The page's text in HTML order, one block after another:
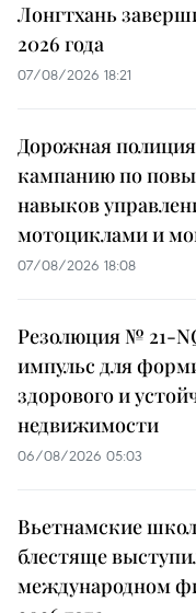
Лонгтхань
2026 года
07/08/2026 18:21
Дорожная
кампанию по
навыков
мотоциклами и
07/08/2026 18:08
Резолюция № 21-
импульс для
здорового и
недвижимости
06/08/2026 05:03
Вьетнамские
блестяще
международном